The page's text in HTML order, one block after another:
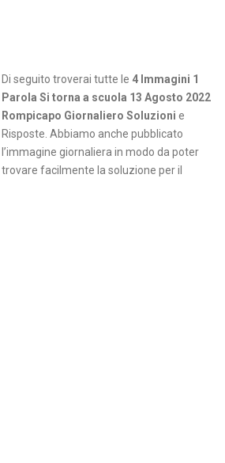
Di seguito troverai tutte le 4 Immagini 1
Parola Si torna a scuola 13 Agosto 2022
Rompicapo Giornaliero Soluzioni e
Risposte. Abbiamo anche pubblicato
l’immagine giornaliera in modo da poter
trovare facilmente la soluzione per il